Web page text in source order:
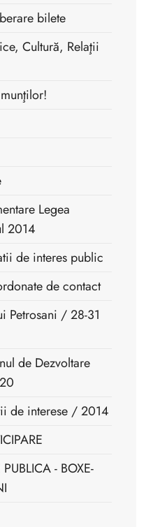
bilete
Cultură, Relaţii
Legea
2014
de interes public
de contact
Petrosani / 28-31
de Dezvoltare
de interese / 2014
- BOXE-